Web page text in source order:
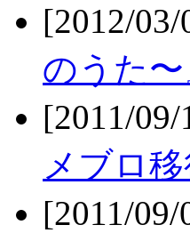
[2012/
のうた
[2011/
メブロ
[2011/